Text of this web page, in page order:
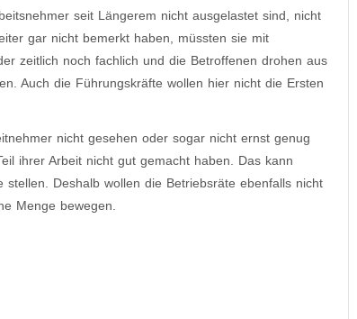
seit Längerem nicht ausgelastet sind, nicht
gar nicht bemerkt haben, müssten sie mit
zeitlich noch fachlich und die Betroffenen drohen aus
Auch die Führungskräfte wollen hier nicht die Ersten
nicht gesehen oder sogar nicht ernst genug
ihrer Arbeit nicht gut gemacht haben. Das kann
Deshalb wollen die Betriebsräte ebenfalls nicht
Menge bewegen.